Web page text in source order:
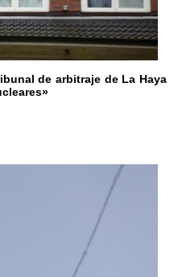
de arbitraje de La Haya